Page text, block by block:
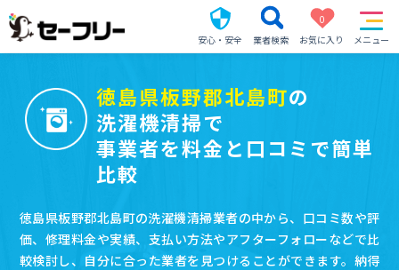
安心・安全 業者検索
0
お気に入り
メニュー
徳島県板野郡北島町の
洗濯機清掃で
事業者を料金と口コミで簡単
比較
徳島県板野郡北島町の洗濯機清掃業者の中から、口コミ数や評
価、修理料金や実績、支払い方法やアフターフォローなどで比
較検討し、自分に合った業者を見つけることができます。納得